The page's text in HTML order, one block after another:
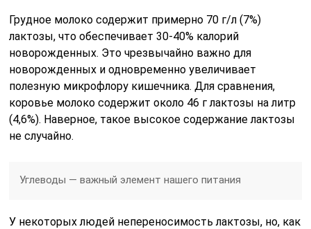
Грудное молоко содержит примерно 70 г/л (7%)
лактозы, что обеспечивает 30-40% калорий
новорожденных. Это чрезвычайно важно для
новорожденных и одновременно увеличивает
полезную микрофлору кишечника. Для сравнения,
коровье молоко содержит около 46 г лактозы на литр
(4,6%). Наверное, такое высокое содержание лактозы
не случайно.
Углеводы — важный элемент нашего питания
У некоторых людей непереносимость лактозы, но, как